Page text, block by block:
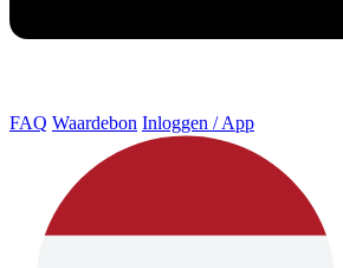
FAQ Waardebon Inloggen / App